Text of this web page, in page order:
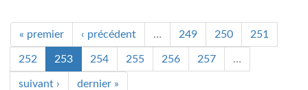
« premier ‹ précédent … 249 250 251
252 253 254 255 256 257 …
suivant › dernier »